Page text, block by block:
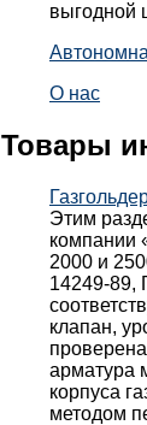
выгодной
О нас
Товары
Этим
компании
2000 и
14249-89,
клапан,
арматура
корпуса
методом